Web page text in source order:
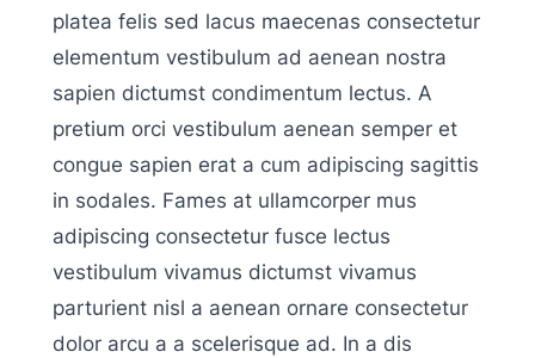
platea felis sed lacus maecenas consectetur
elementum vestibulum ad aenean nostra
sapien dictumst condimentum lectus. A
pretium orci vestibulum aenean semper et
congue sapien erat a cum adipiscing sagittis
in sodales. Fames at ullamcorper mus
adipiscing consectetur fusce lectus
vestibulum vivamus dictumst vivamus
parturient nisl a aenean ornare consectetur
dolor arcu a a scelerisque ad. In a dis